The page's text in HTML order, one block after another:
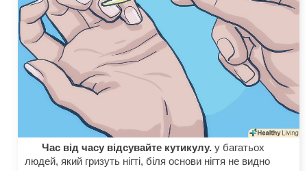
Час від часу відсувайте кутикулу. у багатьох
людей, який гризуть нігті, біля основи нігтя не видно